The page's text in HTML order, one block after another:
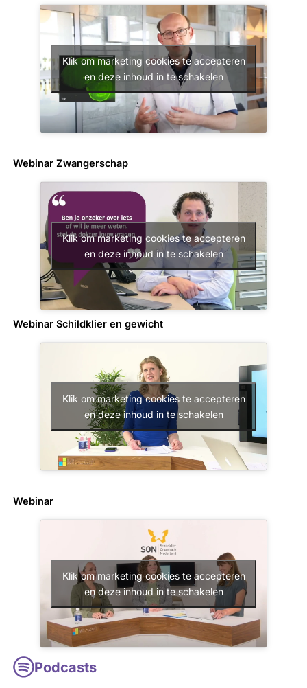
Klik om marketing cookies te accepteren
en deze inhoud in te schakelen
Webinar Zwangerschap
Klik om marketing cookies te accepteren
en deze inhoud in te schakelen
Webinar Schildklier en gewicht
Klik om marketing cookies te accepteren
en deze inhoud in te schakelen
Webinar
Klik om marketing cookies te accepteren
en deze inhoud in te schakelen
Podcasts